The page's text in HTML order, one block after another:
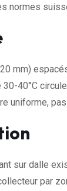
normes
mm)
30-40°C
uniforme,
sur dalle
par